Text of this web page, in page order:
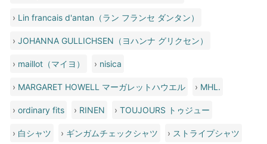
› Lin francais d'antan（ラン フランセ ダンタン）
›JOHANNA GULLICHSEN（ヨハンナ グリクセン）
› maillot（マイヨ） › nisica
› MARGARET HOWELL マーガレットハウエル › MHL.
›ordinary fits › RINEN ›TOUJOURS トゥジュー
› 白シャツ › ギンガムチェックシャツ › ストライプシャツ